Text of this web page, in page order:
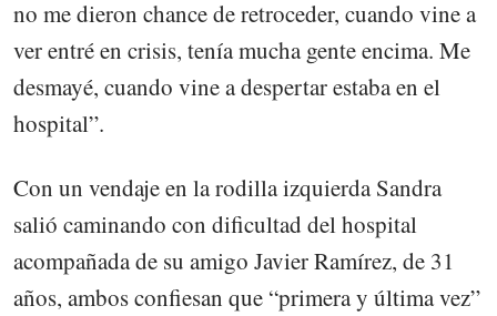
no me dieron chance de retroceder, cuando vine a
ver entré en crisis, tenía mucha gente encima. Me
desmayé, cuando vine a despertar estaba en el
hospital”.
Con un vendaje en la rodilla izquierda Sandra
salió caminando con dificultad del hospital
acompañada de su amigo Javier Ramírez, de 31
años, ambos confiesan que “primera y última vez”